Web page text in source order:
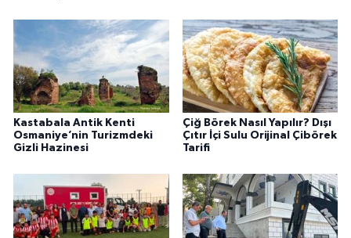
Kastabala Antik Kenti
Osmaniye’nin Turizmdeki
Gizli Hazinesi
Çiğ Börek Nasıl Yapılır? Dışı
Çıtır İçi Sulu Orijinal Çibörek
Tarifi